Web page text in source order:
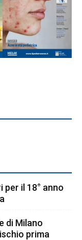
per il 18° anno
di Milano
prima